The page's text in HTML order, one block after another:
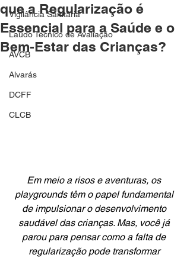
Vigilância Sanitária
Laudo Técnico de Avaliação
AVCB
Alvarás
DCFF
CLCB
que a Regularização é
Essencial para a Saúde e o
Bem-Estar das Crianças?
Em meio a risos e aventuras, os
playgrounds têm o papel fundamental
de impulsionar o desenvolvimento
saudável das crianças. Mas, você já
parou para pensar como a falta de
regularização pode transformar